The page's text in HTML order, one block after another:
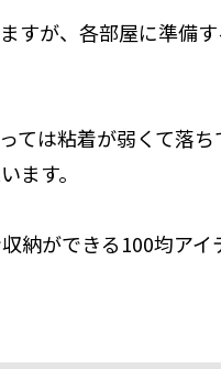
すが、各部屋に準備す
ては粘着が弱くて落ち
ます。
納ができる100均アイ